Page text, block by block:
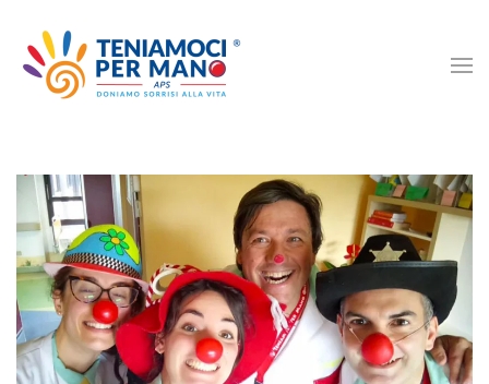
Passa
al
contenuto